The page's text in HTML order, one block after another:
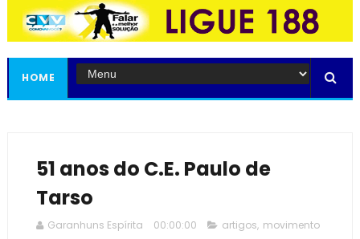
HOME
51 anos do C.E. Paulo de
Tarso
Garanhuns Espírita 00:00:00 artigos, movimento